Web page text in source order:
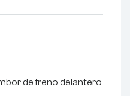
de freno delantero